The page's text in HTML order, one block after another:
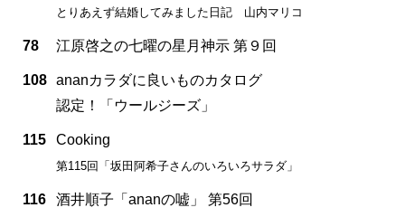
とりあえず結婚してみました日記 山内マリコ
78 江原啓之の七曜の星月神示 第９回
108 ananカラダに良いものカタログ
認定！「ウールジーズ」
115 Cooking
第115回「坂田阿希子さんのいろいろサラダ」
116 酒井順子「ananの嘘」 第56回